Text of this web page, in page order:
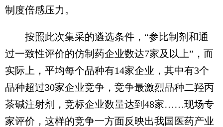
制度倍感压力。
按照此次集采的遴选条件，“参比制剂和通
过一致性评价的仿制药企业数达7家及以上”，而
实际上，平均每个品种有14家企业，其中有3个
品种超过30家企业竞争，竞争最激烈品种二羟丙
茶碱注射剂，竞标企业数量达到48家……现场专
家评价，这样的竞争一方面反映出我国医药产业